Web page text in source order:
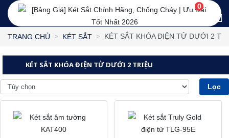
0
TRANG CHỦ KÉT SẮT KÉT SẮT KHÓA ĐIỆN TỬ DƯỚI 2
KÉT SẮT KHÓA ĐIỆN TỬ DƯỚI 2 TRIỆU
Lọc